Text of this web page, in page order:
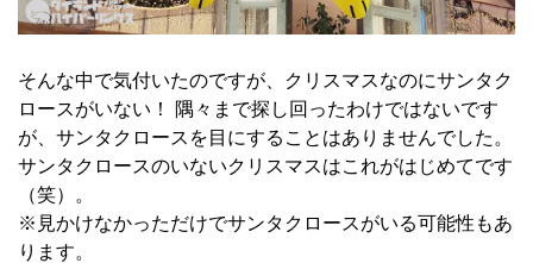
そんな中で気付いたのですが、クリスマスなのにサンタク
ロースがいない！ 隅々まで探し回ったわけではないです
が、サンタクロースを目にすることはありませんでした。
サンタクロースのいないクリスマスはこれがはじめてです
（笑）。
※見かけなかっただけでサンタクロースがいる可能性もあ
ります。